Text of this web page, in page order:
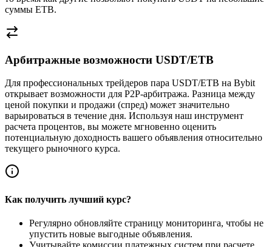
суммы ETB.
Арбитражные возможности USDT/ETB
Для профессиональных трейдеров пара USDT/ETB на Bybit
открывает возможности для P2P-арбитража. Разница между
ценой покупки и продажи (спред) может значительно
варьироваться в течение дня. Используя наш инструмент
расчета процентов, вы можете мгновенно оценить
потенциальную доходность вашего объявления относительно
текущего рыночного курса.
Как получить лучший курс?
Регулярно обновляйте страницу мониторинга, чтобы не
упустить новые выгодные объявления.
Учитывайте комиссии платежных систем при расчете